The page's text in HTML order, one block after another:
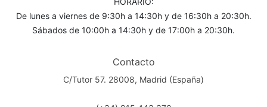
De lunes a viernes de 9:30h a 14:30h y de 16:30h a 20:30h.
Sábados de 10:00h a 14:30h y de 17:00h a 20:30h.
Contacto
C/Tutor 57. 28008, Madrid (España)